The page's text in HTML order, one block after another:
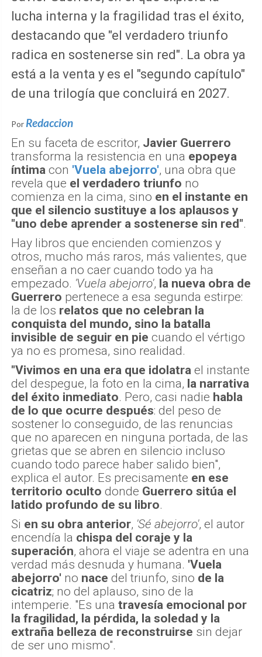
lucha interna y la fragilidad tras el éxito,
destacando que "el verdadero triunfo
radica en sostenerse sin red". La obra ya
está a la venta y es el "segundo capítulo"
de una trilogía que concluirá en 2027.
Por Redaccion
En su faceta de escritor, Javier Guerrero
transforma la resistencia en una epopeya
íntima con 'Vuela abejorro', una obra que
revela que el verdadero triunfo no
comienza en la cima, sino en el instante en
que el silencio sustituye a los aplausos y
"uno debe aprender a sostenerse sin red".
Hay libros que encienden comienzos y
otros, mucho más raros, más valientes, que
enseñan a no caer cuando todo ya ha
empezado. 'Vuela abejorro', la nueva obra de
Guerrero pertenece a esa segunda estirpe:
la de los relatos que no celebran la
conquista del mundo, sino la batalla
invisible de seguir en pie cuando el vértigo
ya no es promesa, sino realidad.
"Vivimos en una era que idolatra el instante
del despegue, la foto en la cima, la narrativa
del éxito inmediato. Pero, casi nadie habla
de lo que ocurre después: del peso de
sostener lo conseguido, de las renuncias
que no aparecen en ninguna portada, de las
grietas que se abren en silencio incluso
cuando todo parece haber salido bien",
explica el autor. Es precisamente en ese
territorio oculto donde Guerrero sitúa el
latido profundo de su libro.
Si en su obra anterior, 'Sé abejorro', el autor
encendía la chispa del coraje y la
superación, ahora el viaje se adentra en una
verdad más desnuda y humana. 'Vuela
abejorro' no nace del triunfo, sino de la
cicatriz; no del aplauso, sino de la
intemperie. "Es una travesía emocional por
la fragilidad, la pérdida, la soledad y la
extraña belleza de reconstruirse sin dejar
de ser uno mismo".